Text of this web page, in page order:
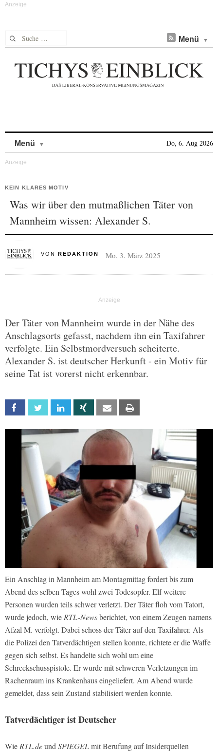
Suche nach: Menü
Menü Do, 6. Aug 2026
KEIN KLARES MOTIV
Was wir über den mutmaßlichen Täter von
Mannheim wissen: Alexander S.
VON REDAKTION Mo, 3. März 2025
Der Täter von Mannheim wurde in der Nähe des
Anschlagsorts gefasst, nachdem ihn ein Taxifahrer
verfolgte. Ein Selbstmordversuch scheiterte.
Alexander S. ist deutscher Herkunft - ein Motiv für
seine Tat ist vorerst nicht erkennbar.
Facebook Twitter Linkedin Xing Email
Ein Anschlag in Mannheim am Montagmittag fordert bis zum
Abend des selben Tages wohl zwei Todesopfer. Elf weitere
Personen wurden teils schwer verletzt. Der Täter floh vom Tatort,
wurde jedoch, wieRTL-Newsberichtet, von einem Zeugen namens
Afzal M. verfolgt. Dabei schoss der Täter auf den Taxifahrer. Als
die Polizei den Tatverdächtigen stellen konnte, richtete er die Waffe
gegen sich selbst. Es handelte sich wohl um eine
Schreckschusspistole. Er wurde mit schweren Verletzungen im
Rachenraum ins Krankenhaus eingeliefert. Am Abend wurde
gemeldet, dass sein Zustand stabilisiert werden konnte.
Tatverdächtiger ist Deutscher
WieRTL.deundSPIEGELmit Berufung auf Insiderquellen